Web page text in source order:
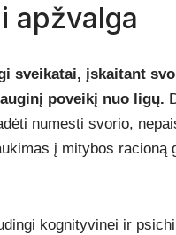
apžvalga
sveikatai, įskaitant
poveikį nuo ligų.
numesti svorio,
į mitybos
kognityvinei ir